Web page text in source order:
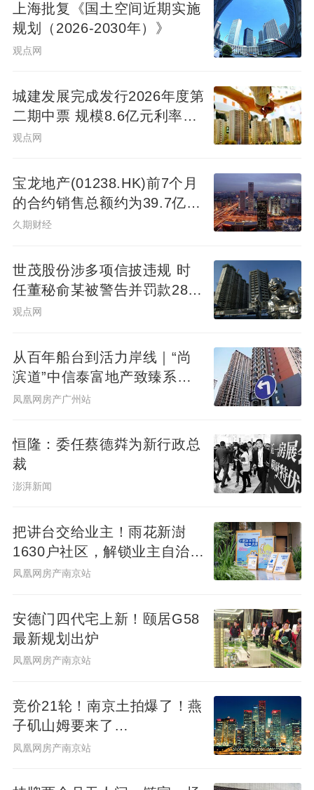
上海批复《国土空间近期实施
规划（2026-2030年）》
观点网
城建发展完成发行2026年度第
二期中票 规模8.6亿元利率
2.14%
观点网
宝龙地产(01238.HK)前7个月
的合约销售总额约为39.7亿元
同比减少7.78%
久期财经
世茂股份涉多项信披违规 时
任董秘俞某被警告并罚款280
万元
观点网
从百年船台到活力岸线｜“尚
滨道”中信泰富地产致臻系首
秀广州&广州滨江天地商业愿
凤凰网房产广州站
恒隆：委任蔡德粦为新行政总
裁
澎湃新闻
把讲台交给业主！雨花新澍
1630户社区，解锁业主自治社
群新样本
凤凰网房产南京站
安德门四代宅上新！颐居G58
最新规划出炉
凤凰网房产南京站
竞价21轮！南京土拍爆了！燕
子矶山姆要来了…
凤凰网房产南京站